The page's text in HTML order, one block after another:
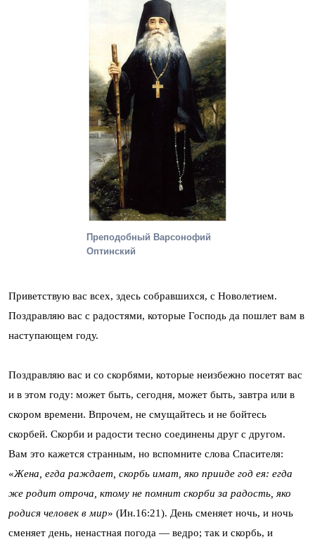
Преподобный Варсонофий
Оптинский
Приветствую вас всех, здесь собравшихся, с Новолетием.
Поздравляю вас с радостями, которые Господь да пошлет вам в
наступающем году.
Поздравляю вас и со скорбями, которые неизбежно посетят вас
и в этом году: может быть, сегодня, может быть, завтра или в
скором времени. Впрочем, не смущайтесь и не бойтесь
скорбей. Скорби и радости тесно соединены друг с другом.
Вам это кажется странным, но вспомните слова Спасителя:
«Жена, егда раждает, скорбь имат, яко прииде год ея: егда
же родит отроча, ктому не помнит скорби за радость, яко
родися человек в мир» (Ин.16:21). День сменяет ночь, и ночь
сменяет день, ненастная погода — ведро; так и скорбь, и